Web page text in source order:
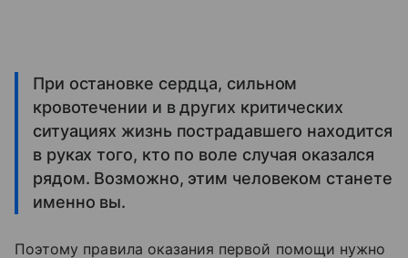
При остановке сердца, сильном
кровотечении и в других критических
ситуациях жизнь пострадавшего находится
в руках того, кто по воле случая оказался
рядом. Возможно, этим человеком станете
именно вы.
Поэтому правила оказания первой помощи нужно